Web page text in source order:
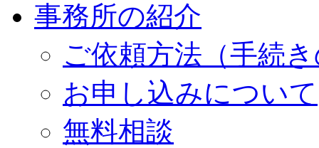
事務所の紹介
ご依頼方法（手続
お申し込みについて
無料相談